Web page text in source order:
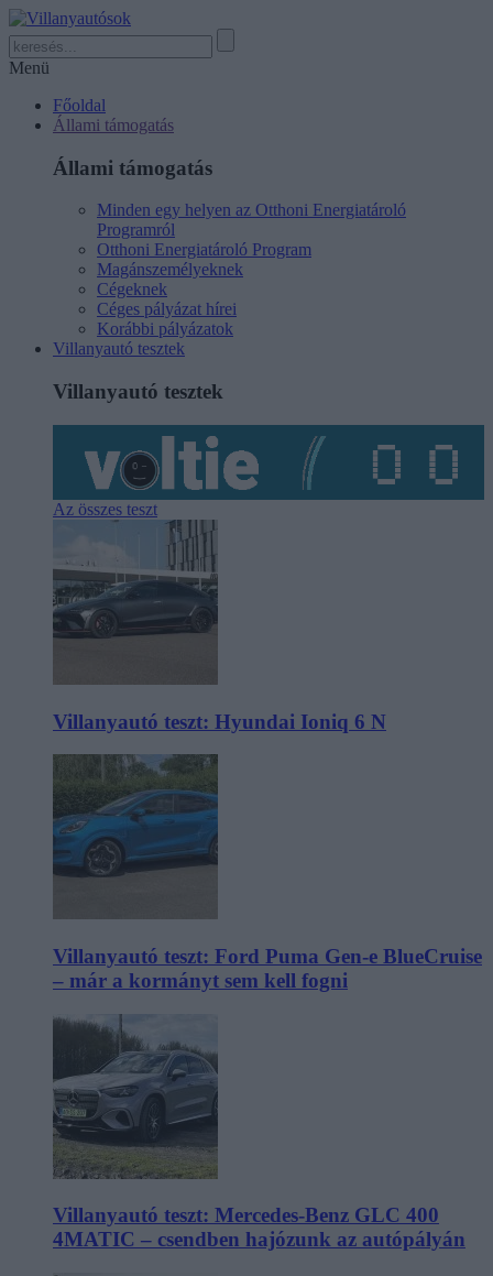
Menü
Főoldal
Állami támogatás
Állami támogatás
Minden egy helyen az Otthoni Energiatároló
Programról
Otthoni Energiatároló Program
Magánszemélyeknek
Cégeknek
Céges pályázat hírei
Korábbi pályázatok
Villanyautó tesztek
Villanyautó tesztek
Az összes teszt
Villanyautó teszt: Hyundai Ioniq 6 N
Villanyautó teszt: Ford Puma Gen-e BlueCruise
– már a kormányt sem kell fogni
Villanyautó teszt: Mercedes-Benz GLC 400
4MATIC – csendben hajózunk az autópályán